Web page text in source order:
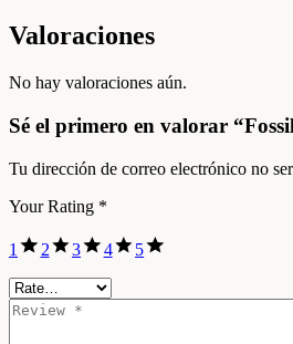
Valoraciones
No hay valoraciones aún.
Sé el primero en valorar
Tu dirección de correo electrónico no
Your Rating *
1 2 3 4 5